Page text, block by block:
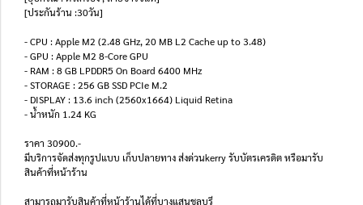
[ประกันร้าน :30วัน]
- CPU : Apple M2 (2.48 GHz, 20 MB L2 Cache up to 3.48)
- GPU : Apple M2 8-Core GPU
- RAM : 8 GB LPDDR5 On Board 6400 MHz
- STORAGE : 256 GB SSD PCIe M.2
- DISPLAY : 13.6 inch (2560x1664) Liquid Retina
- น้ำหนัก 1.24 KG
ราคา 30900.-
มีบริการจัดส่งทุกรูปแบบ เก็บปลายทาง ส่งด่วนkerry รับบัตรเครดิต หรือมารับ
สินค้าที่หน้าร้าน
สามารถมารับสินค้าที่หน้าร้านได้ที่บางแสนชลบุรี